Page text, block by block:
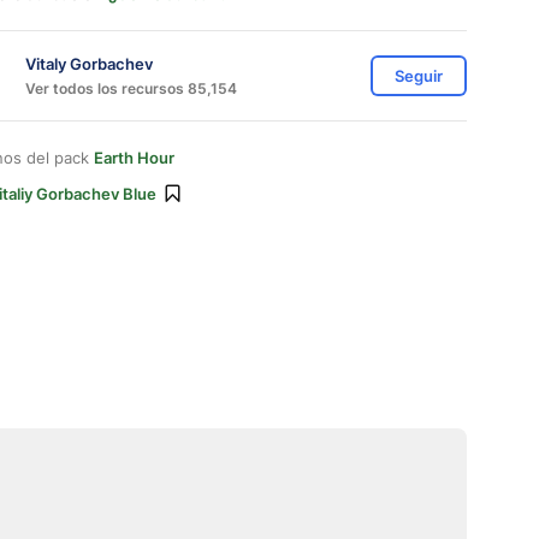
Vitaly Gorbachev
Ver todos los recursos 85,154
Seguir
del pack Earth Hour
Gorbachev Blue